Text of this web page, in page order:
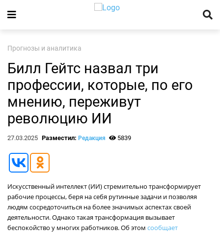
Прогнозы и аналитика
Билл Гейтс назвал три
профессии, которые, по его
мнению, переживут
революцию ИИ
27.03.2025 Разместил: Редакция 5839
Искусственный интеллект (ИИ) стремительно трансформирует
рабочие процессы, беря на себя рутинные задачи и позволяя
людям сосредоточиться на более значимых аспектах своей
деятельности. Однако такая трансформация вызывает
беспокойство у многих работников. Об этом сообщает